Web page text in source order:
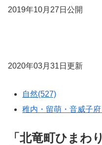
2019年10月27日公開
2020年03月31日更新
自然(527)
稚内・留萌・音威子
「北竜町ひまわ